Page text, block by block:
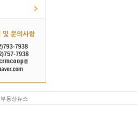
부동산뉴스